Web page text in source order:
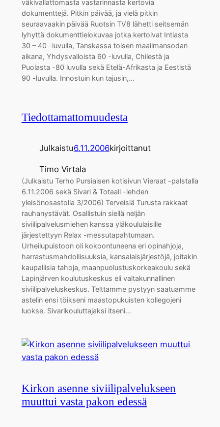
väkivallattomasta vastarinnasta kertovia
dokumenttejä. Pitkin päivää, ja vielä pitkin
seuraavaakin päivää Ruotsin TV8 lähetti seitsemän
lyhyttä dokumenttielokuvaa jotka kertoivat Intiasta
30 – 40 -luvulla, Tanskassa toisen maailmansodan
aikana, Yhdysvalloista 60 -luvulla, Chilestä ja
Puolasta -80 luvulla sekä Etelä-Afrikasta ja Eestistä
90 -luvulla. Innostuin kun tajusin,…
Tiedottamattomuudesta
Julkaistu6.11.2006kirjoittanut
Timo Virtala
(Julkaistu Terho Pursiaisen kotisivun Vieraat -palstalla
6.11.2006 sekä Sivari & Totaali -lehden
yleisönosastolla 3/2006) Terveisiä Turusta rakkaat
rauhanystävät. Osallistuin siellä neljän
siviilipalvelusmiehen kanssa yläkoululaisille
järjestettyyn Relax -messutapahtumaan.
Urheilupuistoon oli kokoontuneena eri opinahjoja,
harrastusmahdollisuuksia, kansalaisjärjestöjä, joitakin
kaupallisia tahoja, maanpuolustuskorkeakoulu sekä
Lapinjärven koulutuskeskus eli valtakunnallinen
siviilipalveluskeskus. Telttamme pystyyn saatuamme
astelin ensi töikseni maastopukuisten kollegojeni
luokse. Sivarikouluttajaksi itseni…
Kirkon asenne siviilipalvelukseen
muuttui vasta pakon edessä